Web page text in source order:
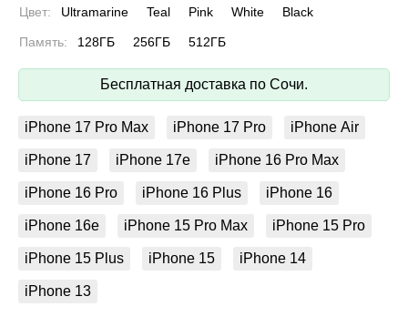
Цвет: Ultramarine Teal Pink White Black
Память: 128ГБ 256ГБ 512ГБ
Бесплатная доставка по Сочи.
iPhone 17 Pro Max iPhone 17 Pro iPhone Air
iPhone 17 iPhone 17e iPhone 16 Pro Max
iPhone 16 Pro iPhone 16 Plus iPhone 16
iPhone 16e iPhone 15 Pro Max iPhone 15 Pro
iPhone 15 Plus iPhone 15 iPhone 14
iPhone 13